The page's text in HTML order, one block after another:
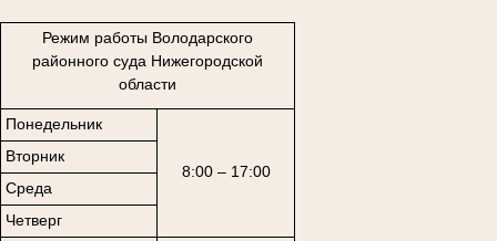
Режим работы Володарского
районного суда Нижегородской
области
Понедельник
8:00 – 17:00
Вторник
Среда
Четверг